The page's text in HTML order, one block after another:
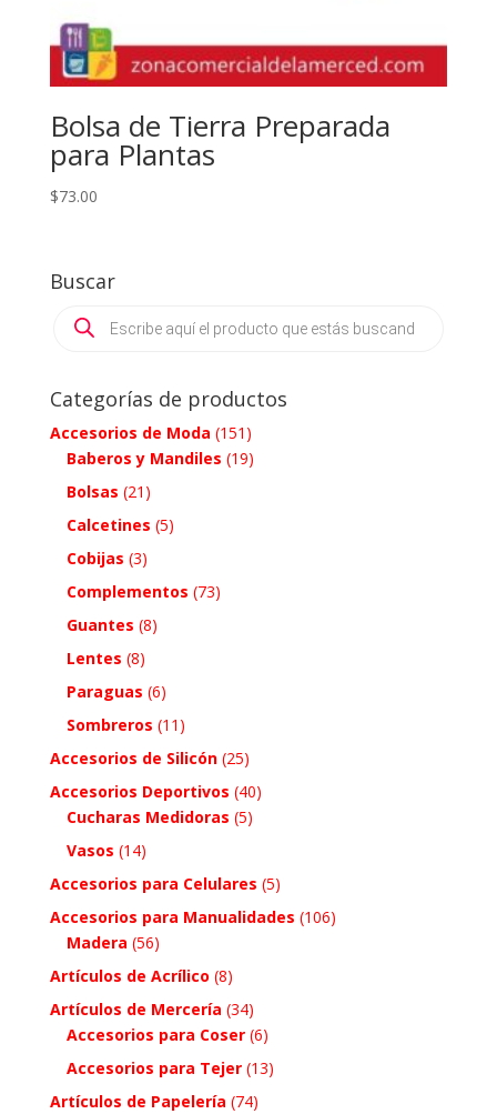
Bolsa de Tierra Preparada
para Plantas
$73.00
Buscar
search
Categorías de productos
Accesorios de Moda (151)
Baberos y Mandiles (19)
Bolsas (21)
Calcetines (5)
Cobijas (3)
Complementos (73)
Guantes (8)
Lentes (8)
Paraguas (6)
Sombreros (11)
Accesorios de Silicón (25)
Accesorios Deportivos (40)
Cucharas Medidoras (5)
Vasos (14)
Accesorios para Celulares (5)
Accesorios para Manualidades (106)
Madera (56)
Artículos de Acrílico (8)
Artículos de Mercería (34)
Accesorios para Coser (6)
Accesorios para Tejer (13)
Artículos de Papelería (74)